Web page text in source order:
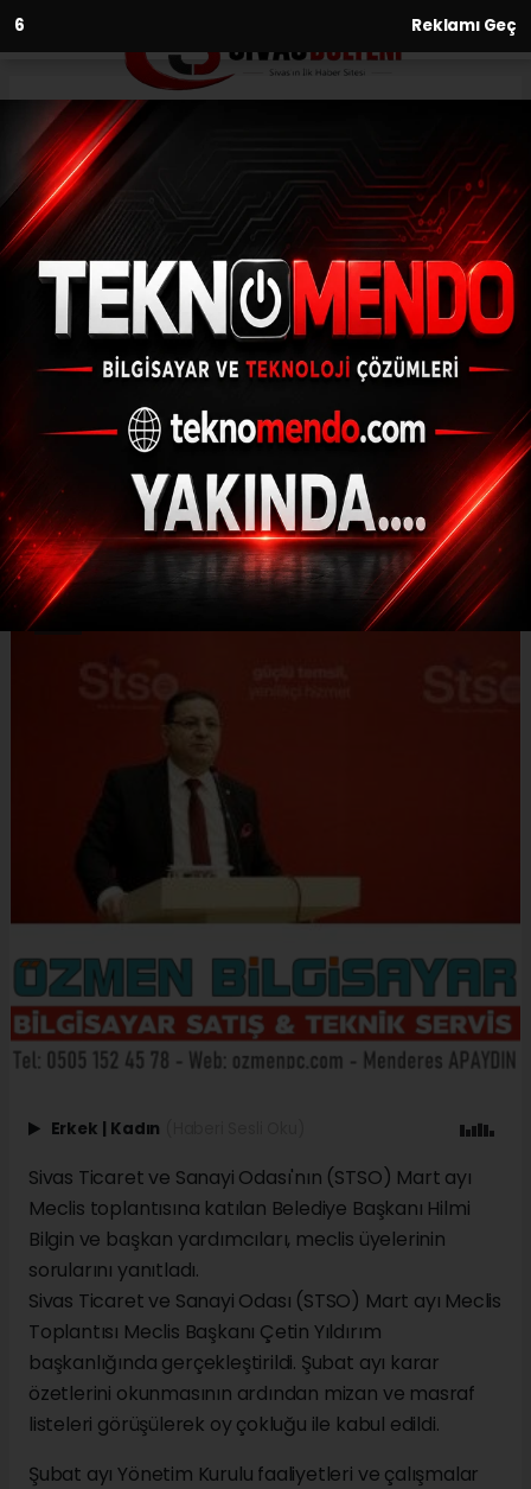
4 Reklamı Geç
Anasayfa
STSO, Mart ayı meclis
toplantısını gerçekleştirdi
15.03.2021 - 11:38, Güncelleme: 15.03.2021 - 11:38
Sivas Ticaret ve Sanayi Odası'nın (STSO)
Mart ayı Meclis toplantısına katılan
Belediye Başkanı Hilmi Bilgin ve başkan
yardımcıları, meclis üyelerinin...
ABONE OL
Erkek | Kadın
Sivas Ticaret ve Sanayi Odası'nın (STSO) Mart ayı
Meclis toplantısına katılan Belediye Başkanı Hilmi
Bilgin ve başkan yardımcıları, meclis üyelerinin
sorularını yanıtladı.
Sivas Ticaret ve Sanayi Odası (STSO) Mart ayı Meclis
Toplantısı Meclis Başkanı Çetin Yıldırım
başkanlığında gerçekleştirildi. Şubat ayı karar
özetlerini okunmasının ardından mizan ve masraf
listeleri görüşülerek oy çokluğu ile kabul edildi.
Şubat ayı Yönetim Kurulu faaliyetleri ve çalışmalar